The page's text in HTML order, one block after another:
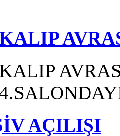
KALIP
AÇILIŞI